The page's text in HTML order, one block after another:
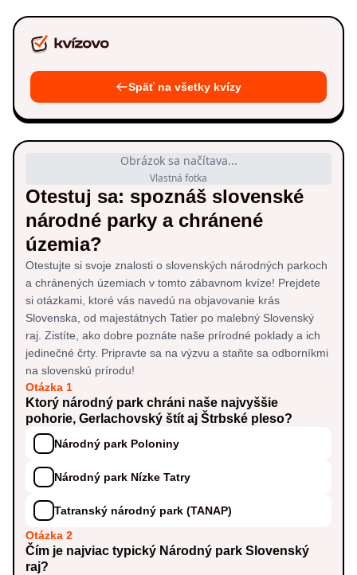
Späť na všetky kvízy
Obrázok sa načítava...
Vlastná fotka
Otestuj sa: spoznáš slovenské
národné parky a chránené
územia?
Otestujte si svoje znalosti o slovenských národných parkoch
a chránených územiach v tomto zábavnom kvíze! Prejdete
si otázkami, ktoré vás navedú na objavovanie krás
Slovenska, od majestátnych Tatier po malebný Slovenský
raj. Zistíte, ako dobre poznáte naše prírodné poklady a ich
jedinečné črty. Pripravte sa na výzvu a staňte sa odborníkmi
na slovenskú prírodu!
Otázka 1
Ktorý národný park chráni naše najvyššie
pohorie, Gerlachovský štít aj Štrbské pleso?
Národný park Poloniny
Národný park Nízke Tatry
Tatranský národný park (TANAP)
Otázka 2
Čím je najviac typický Národný park Slovenský
raj?